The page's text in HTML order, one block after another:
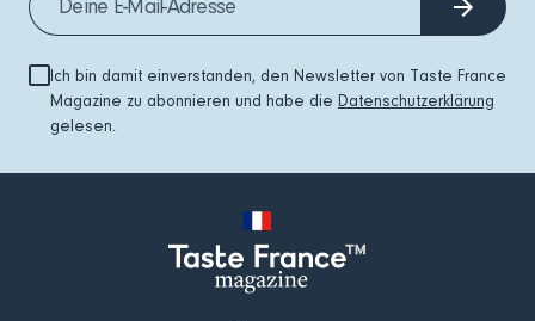
Ich bin damit einverstanden, den Newsletter von Taste France
Magazine zu abonnieren und habe die Datenschutzerklärung
gelesen.